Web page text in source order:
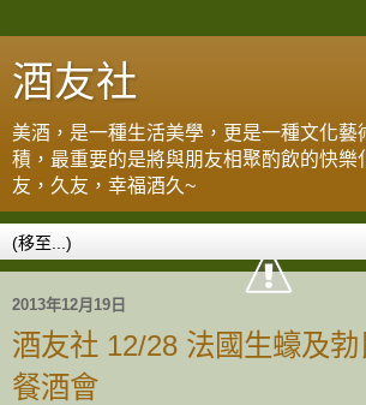
酒友社
美酒，是一種生活美學，更是一種文化藝
積，最重要的是將與朋友相聚酌飲的快樂
友，久友，幸福酒久~
2013年12月19日
酒友社 12/28 法國生蠔及
餐酒會